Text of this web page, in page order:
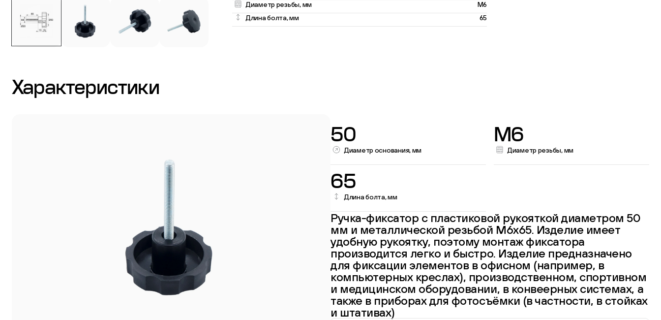
Диаметр резьбы, мм
M6
Длина болта, мм
65
Характеристики
50
Диаметр основания, мм
M6
Диаметр резьбы, мм
65
Длина болта, мм
Ручка-фиксатор с пластиковой рукояткой диаметром 50
мм и металлической резьбой М6х65. Изделие имеет
удобную рукоятку, поэтому монтаж фиксатора
производится легко и быстро. Изделие предназначено
для фиксации элементов в офисном (например, в
компьютерных креслах), производственном, спортивном
и медицинском оборудовании, в конвеерных системах, а
также в приборах для фотосъёмки (в частности, в стойках
и штативах)
Пластиковые столешницы для школьных
Перейти в каталог